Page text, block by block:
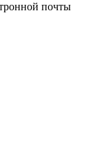
почты